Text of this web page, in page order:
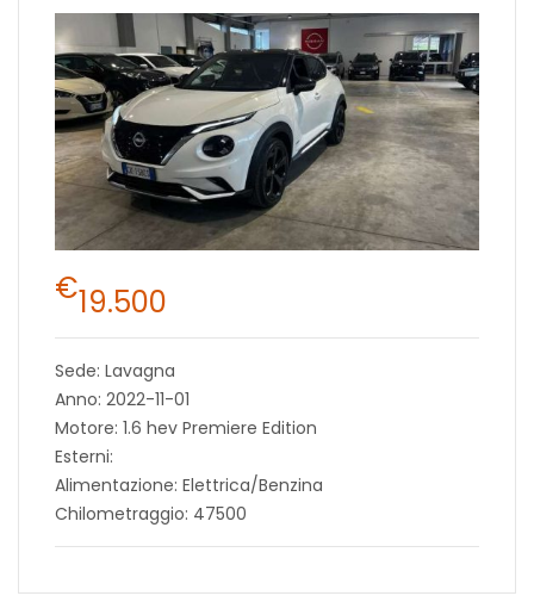
€19.500
Sede: Lavagna
Anno: 2022-11-01
Motore: 1.6 hev Premiere Edition
Esterni:
Alimentazione: Elettrica/Benzina
Chilometraggio: 47500